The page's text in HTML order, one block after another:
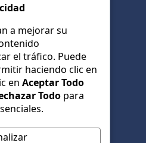
previa
WhatsApp 24/7
a mejorar su
el tráfico. Puede
haciendo clic en
en Aceptar Todo
Todo para